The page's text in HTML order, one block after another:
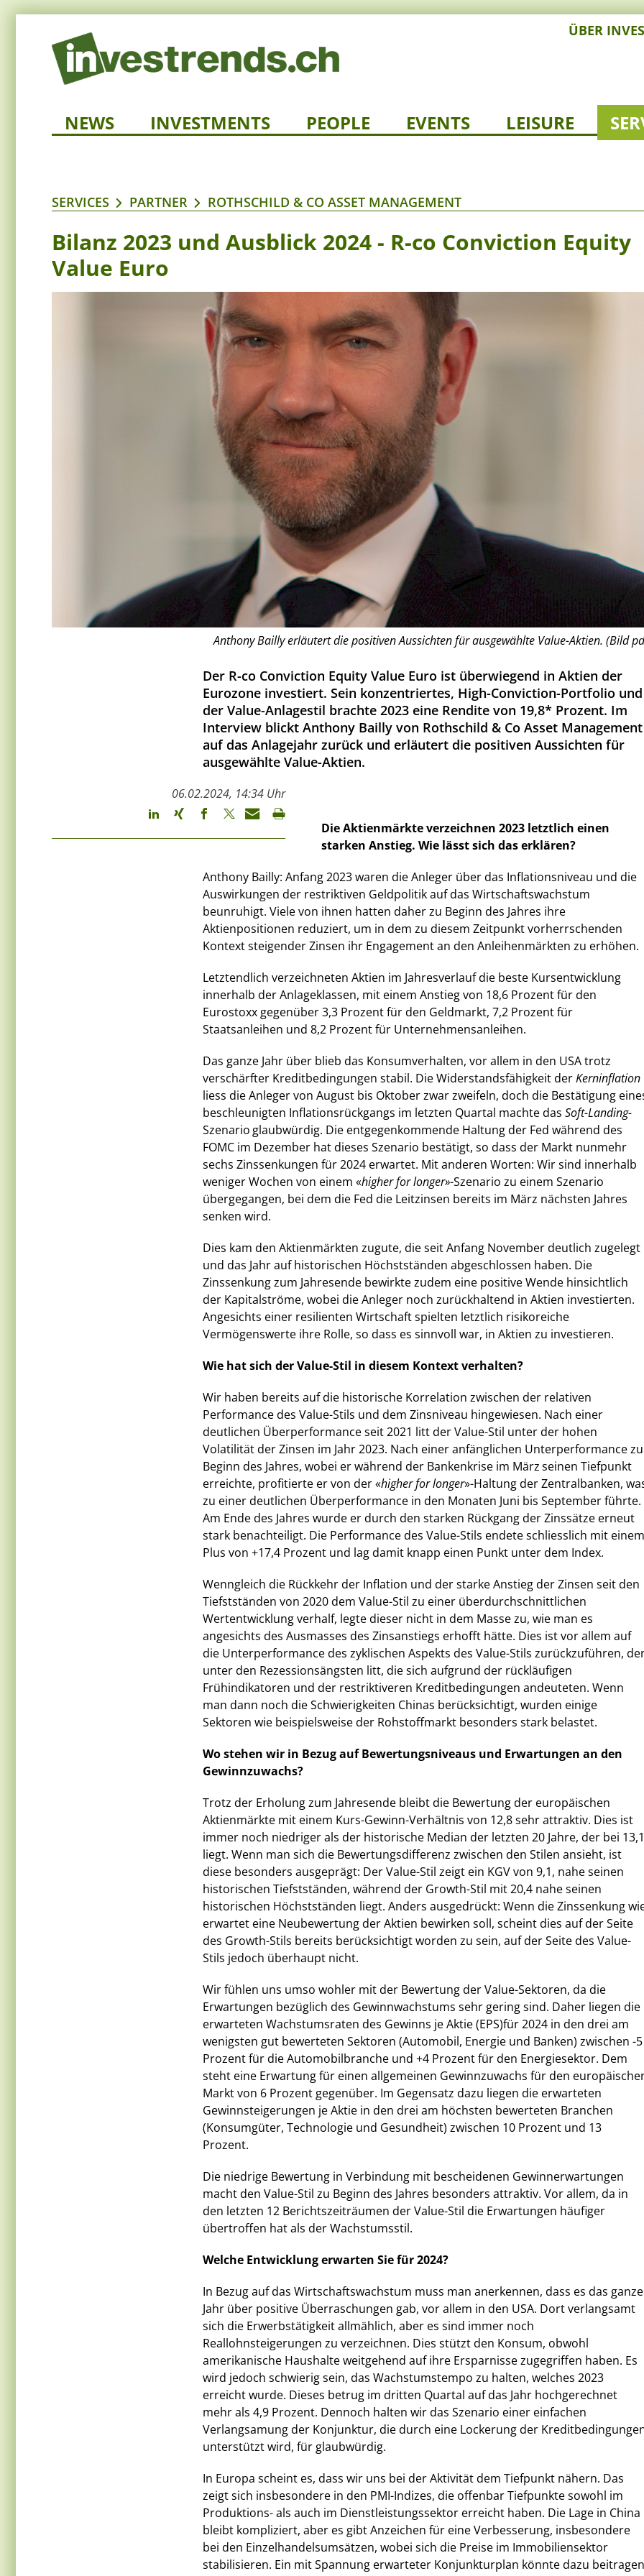
ÜBER
NEWS INVESTMENTS PEOPLE EVENTS LEISURE
SERVICES PARTNER ROTHSCHILD & CO ASSET MANAGEMENT
Bilanz 2023 und Ausblick 2024 - R-co Conviction Equity
Value Euro
Anthony Bailly erläutert die positiven Aussichten für ausgewählte Value-Aktien. (Bild
Der R-co Conviction Equity Value Euro ist überwiegend in Aktien der
Eurozone investiert. Sein konzentriertes, High-Conviction-Portfolio und
der Value-Anlagestil brachte 2023 eine Rendite von 19,8* Prozent. Im
Interview blickt Anthony Bailly von Rothschild & Co Asset Management
auf das Anlagejahr zurück und erläutert die positiven Aussichten für
ausgewählte Value-Aktien.
06.02.2024, 14:34 Uhr
Die Aktienmärkte verzeichnen 2023 letztlich einen
starken Anstieg. Wie lässt sich das erklären?
Anthony Bailly: Anfang 2023 waren die Anleger über das Inflationsniveau und die
Auswirkungen der restriktiven Geldpolitik auf das Wirtschaftswachstum
beunruhigt. Viele von ihnen hatten daher zu Beginn des Jahres ihre
Aktienpositionen reduziert, um in dem zu diesem Zeitpunkt vorherrschenden
Kontext steigender Zinsen ihr Engagement an den Anleihenmärkten zu erhöhen.
Letztendlich verzeichneten Aktien im Jahresverlauf die beste Kursentwicklung
innerhalb der Anlageklassen, mit einem Anstieg von 18,6 Prozent für den
Eurostoxx gegenüber 3,3 Prozent für den Geldmarkt, 7,2 Prozent für
Staatsanleihen und 8,2 Prozent für Unternehmensanleihen.
Das ganze Jahr über blieb das Konsumverhalten, vor allem in den USA trotz
verschärfter Kreditbedingungen stabil. Die Widerstandsfähigkeit derKerninflation
liess die Anleger von August bis Oktober zwar zweifeln, doch die Bestätigung
beschleunigten Inflationsrückgangs im letzten Quartal machte das Soft-Landing-
Szenario glaubwürdig. Die entgegenkommende Haltung der Fed während des
FOMC im Dezember hat dieses Szenario bestätigt, so dass der Markt nunmehr
sechs Zinssenkungen für 2024 erwartet. Mit anderen Worten: Wir sind innerhalb
weniger Wochen von einem «higher for longer»-Szenario zu einem Szenario
übergegangen, bei dem die Fed die Leitzinsen bereits im März nächsten Jahres
senken wird.
Dies kam den Aktienmärkten zugute, die seit Anfang November deutlich zugelegt
und das Jahr auf historischen Höchstständen abgeschlossen haben. Die
Zinssenkung zum Jahresende bewirkte zudem eine positive Wende hinsichtlich
der Kapitalströme, wobei die Anleger noch zurückhaltend in Aktien investierten.
Angesichts einer resilienten Wirtschaft spielten letztlich risikoreiche
Vermögenswerte ihre Rolle, so dass es sinnvoll war, in Aktien zu investieren.
Wie hat sich der Value-Stil in diesem Kontext verhalten?
Wir haben bereits auf die historische Korrelation zwischen der relativen
Performance des Value-Stils und dem Zinsniveau hingewiesen. Nach einer
deutlichen Überperformance seit 2021 litt der Value-Stil unter der hohen
Volatilität der Zinsen im Jahr 2023. Nach einer anfänglichen Unterperformance zu
Beginn des Jahres, wobei er während der Bankenkrise im Märzseinen Tiefpunkt
erreichte, profitierte er von der «higher for longer»-Haltung der Zentralbanken,
zu einer deutlichen Überperformance in den Monaten Juni bis September führte.
Am Ende des Jahres wurde er durch den starken Rückgang der Zinssätze erneut
stark benachteiligt. Die Performance des Value-Stils endete schliesslich mit einem
Plus von +17,4 Prozent und lag damit knapp einen Punkt unter dem Index.
Wenngleich die Rückkehr der Inflation und der starke Anstieg der Zinsen seit den
Tiefstständen von 2020 dem Value-Stil zu einer überdurchschnittlichen
Wertentwicklung verhalf, legte dieser nicht in dem Masse zu, wie man es
angesichts des Ausmasses des Zinsanstiegs erhofft hätte. Dies ist vor allem auf
die Unterperformance des zyklischen Aspekts des Value-Stils zurückzuführen,
unter den Rezessionsängsten litt, die sich aufgrund der rückläufigen
Frühindikatoren und der restriktiveren Kreditbedingungen andeuteten. Wenn
man dann noch die Schwierigkeiten Chinas berücksichtigt, wurden einige
Sektoren wie beispielsweise der Rohstoffmarkt besonders stark belastet.
Wo stehen wir in Bezug auf Bewertungsniveaus und Erwartungen an den
Gewinnzuwachs?
Trotz der Erholung zum Jahresende bleibt die Bewertung der europäischen
Aktienmärkte mit einem Kurs-Gewinn-Verhältnis von 12,8 sehr attraktiv. Dies ist
immer noch niedriger als der historische Median der letzten 20 Jahre, der bei 13,1
liegt. Wenn man sich die Bewertungsdifferenz zwischen den Stilen ansieht, ist
diese besonders ausgeprägt: Der Value-Stil zeigt ein KGV von 9,1, nahe seinen
historischen Tiefstständen, während der Growth-Stil mit 20,4 nahe seinen
historischen Höchstständen liegt. Anders ausgedrückt: Wenn die Zinssenkung
erwartet eine Neubewertung der Aktien bewirken soll, scheint dies auf der Seite
des Growth-Stils bereits berücksichtigt worden zu sein, auf der Seite des Value-
Stils jedoch überhaupt nicht.
Wir fühlen uns umso wohler mit der Bewertung der Value-Sektoren, da die
Erwartungen bezüglich des Gewinnwachstums sehr gering sind. Daher liegen die
erwarteten Wachstumsraten des Gewinns je Aktie (EPS)für 2024 in den drei am
wenigsten gut bewerteten Sektoren (Automobil, Energie und Banken) zwischen -5
Prozent für die Automobilbranche und +4 Prozent für den Energiesektor. Dem
steht eine Erwartung für einen allgemeinen Gewinnzuwachs für den
Markt von 6 Prozent gegenüber. Im Gegensatz dazu liegen die erwarteten
Gewinnsteigerungen je Aktie in den drei am höchsten bewerteten Branchen
(Konsumgüter, Technologie und Gesundheit) zwischen 10 Prozent und 13
Prozent.
Die niedrige Bewertung in Verbindung mit bescheidenen Gewinnerwartungen
macht den Value-Stil zu Beginn des Jahres besonders attraktiv. Vor allem, da in
den letzten 12 Berichtszeiträumen der Value-Stil die Erwartungen häufiger
übertroffen hat als der Wachstumsstil.
Welche Entwicklung erwarten Sie für 2024?
In Bezug auf das Wirtschaftswachstum muss man anerkennen, dass es das ganze
Jahr über positive Überraschungen gab, vor allem in den USA. Dort verlangsamt
sich die Erwerbstätigkeit allmählich, aber es sind immer noch
Reallohnsteigerungen zu verzeichnen. Dies stützt den Konsum, obwohl
amerikanische Haushalte weitgehend auf ihre Ersparnisse zugegriffen haben. Es
wird jedoch schwierig sein, das Wachstumstempo zu halten, welches 2023
erreicht wurde. Dieses betrug im dritten Quartal auf das Jahr hochgerechnet
mehr als 4,9 Prozent. Dennoch halten wir das Szenario einer einfachen
Verlangsamung der Konjunktur, die durch eine Lockerung der
unterstützt wird, für glaubwürdig.
In Europa scheint es, dass wir uns bei der Aktivität dem Tiefpunkt nähern. Das
zeigt sich insbesondere in den PMI-Indizes, die offenbar Tiefpunkte sowohl im
Produktions- als auch im Dienstleistungssektor erreicht haben. Die Lage in China
bleibt kompliziert, aber es gibt Anzeichen für eine Verbesserung, insbesondere
bei den Einzelhandelsumsätzen, wobei sich die Preise im Immobiliensektor
stabilisieren. Ein mit Spannung erwarteter Konjunkturplan könnte dazu